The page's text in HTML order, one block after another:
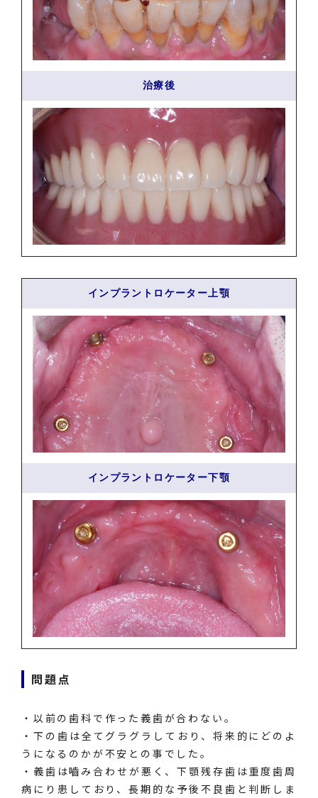
治療後
インプラントロケーター上顎
インプラントロケーター下顎
問題点
・以前の歯科で作った義歯が合わない。
・下の歯は全てグラグラしており、将来的にどのよ
うになるのかが不安との事でした。
・義歯は嚙み合わせが悪く、下顎残存歯は重度歯周
病にり患しており、長期的な予後不良歯と判断しま